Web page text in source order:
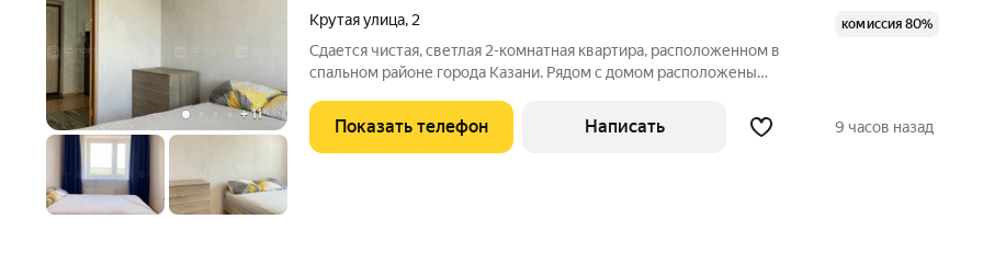
+11
Крутая улица, 2
Сдается чистая, светлая 2-комнатная квартира, расположенном в
спальном районе города Казани. Рядом с домом расположены
транспорта. В квартире сделан косметический ремонт. Есть
балкон.
комиссия 80%
Показать телефон Написать 9 часов назад